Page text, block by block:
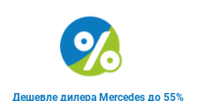
Дешевле дилера Mercedes до 55%